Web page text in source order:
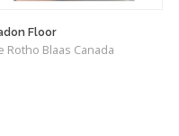
Floor
Rotho Blaas Canada